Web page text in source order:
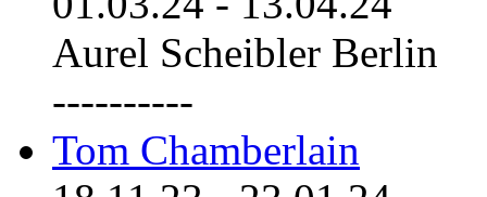
Aurel Scheibler Berlin
----------
Tom Chamberlain